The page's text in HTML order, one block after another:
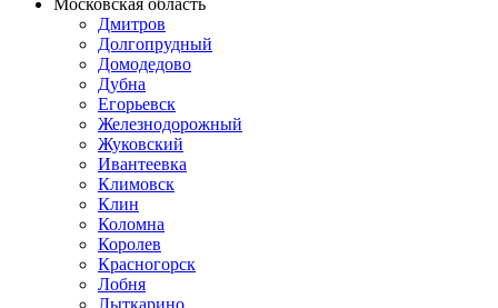
Дмитров
Долгопрудный
Домодедово
Дубна
Егорьевск
Железнодорожный
Жуковский
Ивантеевка
Климовск
Клин
Коломна
Королев
Красногорск
Лобня
Лыткарино